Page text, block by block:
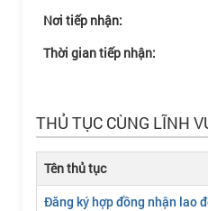
Nơi tiếp nhận:
Thời gian tiếp nhận:
THỦ TỤC CÙNG LĨNH
Tên thủ tục
Đăng ký hợp đồng nhận lao